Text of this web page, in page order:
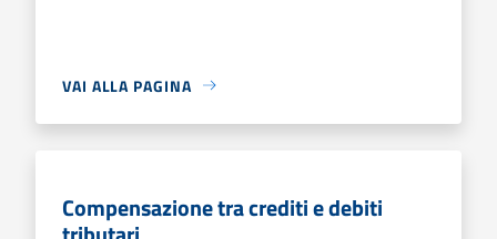
VAI ALLA PAGINA
Compensazione tra crediti e debiti